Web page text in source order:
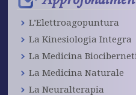
L’Elettroagopuntura
La Kinesiologia Integra
La Medicina
La Medicina Naturale
La Neuralterapia